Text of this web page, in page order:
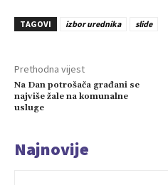
TAGOVI izbor urednika slide
Prethodna vijest
Na Dan potrošača građani se
najviše žale na komunalne
usluge
Najnovije